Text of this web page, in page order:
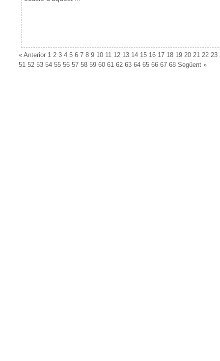
« Anterior 1 2 3 4 5 6 7 8 9 10 11 12 13 14 15 16 17 18 19 20 21 22 23
51 52 53 54 55 56 57 58 59 60 61 62 63 64 65 66 67 68 Següent »